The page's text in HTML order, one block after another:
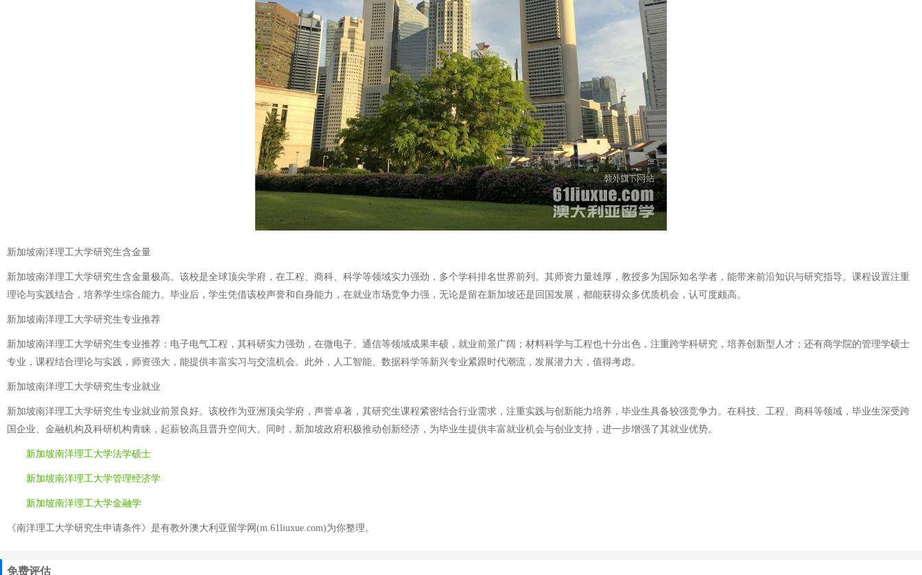
新加坡南洋理工大学研究生含金量
新加坡南洋理工大学研究生含金量极高。该校是全球顶尖学府，在工程、商科、科学等领域实力强劲，多个学科排名世界前列。其师资力量雄厚，教授多为国际知名学者，能带来前沿知识与研究指导。课程设置注重
理论与实践结合，培养学生综合能力。毕业后，学生凭借该校声誉和自身能力，在就业市场竞争力强，无论是留在新加坡还是回国发展，都能获得众多优质机会，认可度颇高。
新加坡南洋理工大学研究生专业推荐
新加坡南洋理工大学研究生专业推荐：电子电气工程，其科研实力强劲，在微电子、通信等领域成果丰硕，就业前景广阔；材料科学与工程也十分出色，注重跨学科研究，培养创新型人才；还有商学院的管理学硕士
专业，课程结合理论与实践，师资强大，能提供丰富实习与交流机会。此外，人工智能、数据科学等新兴专业紧跟时代潮流，发展潜力大，值得考虑。
新加坡南洋理工大学研究生专业就业
新加坡南洋理工大学研究生专业就业前景良好。该校作为亚洲顶尖学府，声誉卓著，其研究生课程紧密结合行业需求，注重实践与创新能力培养，毕业生具备较强竞争力。在科技、工程、商科等领域，毕业生深受跨
国企业、金融机构及科研机构青睐，起薪较高且晋升空间大。同时，新加坡政府积极推动创新经济，为毕业生提供丰富就业机会与创业支持，进一步增强了其就业优势。
新加坡南洋理工大学法学硕士
新加坡南洋理工大学管理经济学
新加坡南洋理工大学金融学
《南洋理工大学研究生申请条件》是有教外澳大利亚留学网(m.61liuxue.com)为你整理。
免费评估